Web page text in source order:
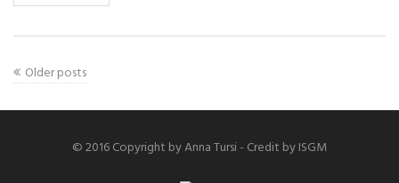
Older posts
© 2016 Copyright by Anna Tursi - Credit byISGM